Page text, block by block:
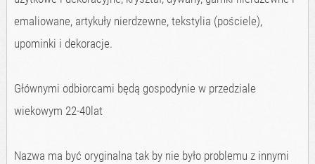
emaliowane, artykuły nierdzewne, tekstylia (pościele),
upominki i dekoracje.
Głównymi odbiorcami będą gospodynie w przedziale
wiekowym 22-40lat
Nazwa ma być oryginalna tak by nie było problemu z innymi